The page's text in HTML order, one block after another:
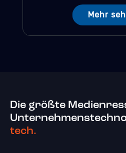
Mehr
Die größte
tech.